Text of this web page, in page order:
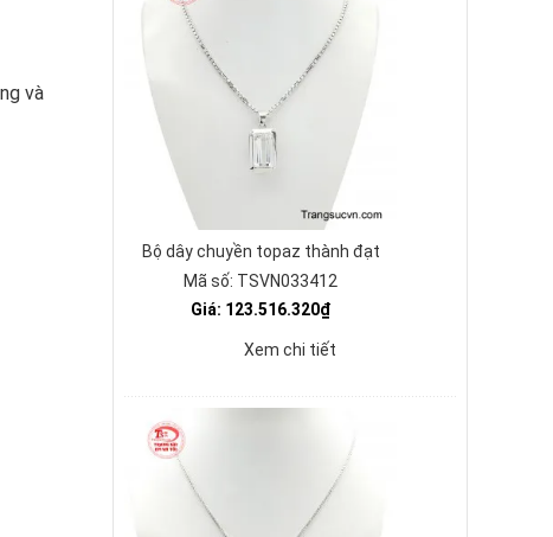
và
Bộ dây chuyền topaz thành đạt
Mã số: TSVN033412
Giá: 123.516.320₫
Xem chi tiết